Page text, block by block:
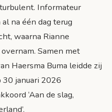
Informateur
na één dag terug
waarna Rianne
Samen met
Haersma Buma leidde zij
januari 2026
‘Aan de slag,